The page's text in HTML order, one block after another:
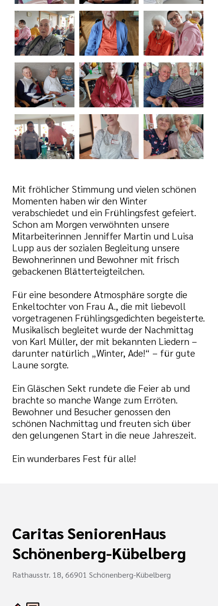
der cts
Mit fröhlicher Stimmung und vielen schönen
Momenten haben wir den Winter
verabschiedet und ein Frühlingsfest gefeiert.
Schon am Morgen verwöhnten unsere
Mitarbeiterinnen Jenniffer Martin und Luisa
Lupp aus der sozialen Begleitung unsere
Bewohnerinnen und Bewohner mit frisch
gebackenen Blätterteigteilchen.
Für eine besondere Atmosphäre sorgte die
Enkeltochter von Frau A., die mit liebevoll
vorgetragenen Frühlingsgedichten begeisterte.
Musikalisch begleitet wurde der Nachmittag
von Karl Müller, der mit bekannten Liedern –
darunter natürlich „Winter, Ade!“ – für gute
Laune sorgte.
Ein Gläschen Sekt rundete die Feier ab und
brachte so manche Wange zum Erröten.
Bewohner und Besucher genossen den
schönen Nachmittag und freuten sich über
den gelungenen Start in die neue Jahreszeit.
Ein wunderbares Fest für alle!
Caritas SeniorenHaus
Schönenberg-Kübelberg
Rathausstr. 18, 66901 Schönenberg-Kübelberg